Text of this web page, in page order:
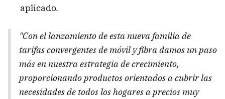
aplicado.
"Con el lanzamiento de esta nueva familia de
tarifas convergentes de móvil y fibra damos un paso
más en nuestra estrategia de crecimiento,
proporcionando productos orientados a cubrir las
necesidades de todos los hogares a precios muy